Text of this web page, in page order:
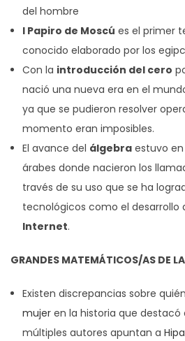
del hombre
l Papiro de Moscú es el primer
conocido elaborado por los
Con la introducción del cero
nació una nueva era en el
ya que se pudieron resolver
momento eran imposibles.
El avance del álgebra estuvo
árabes donde nacieron los
través de su uso que se ha
tecnológicos como el desarrollo
Internet.
GRANDES MATEMÁTICOS/AS DE
Existen discrepancias sobre
mujer en la historia que
múltiples autores apuntan a